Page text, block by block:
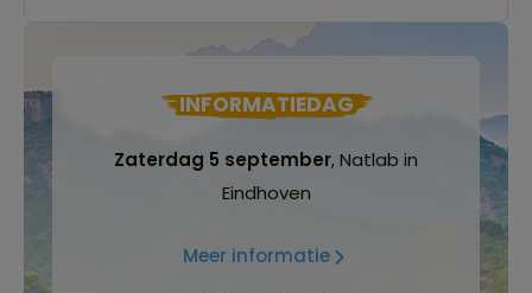
INFORMATIEDAG
Zaterdag 5 september, Natlab in
Eindhoven
Meer informatie